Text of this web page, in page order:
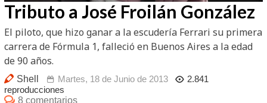
Tributo a José Froilán González
El piloto, que hizo ganar a la escudería Ferrari su primera
carrera de Fórmula 1, falleció en Buenos Aires a la edad
de 90 años.
Shell Martes, 18 de Junio de 2013
2.841
reproducciones
8 comentarios